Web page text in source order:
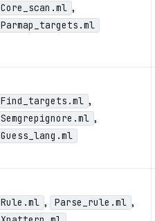
Core_scan.ml ,
Parmap_targets.ml
Find_targets.ml ,
Semgrepignore.ml ,
Guess_lang.ml
Rule.ml , Parse_rule.ml ,